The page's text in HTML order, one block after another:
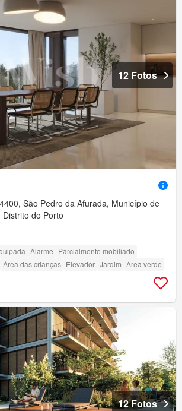
12 Fotos
São Pedro da Afurada, Município de
do Porto
Alarme Parcialmente mobiliado
Área das crianças Elevador Jardim Área verde
12 Fotos